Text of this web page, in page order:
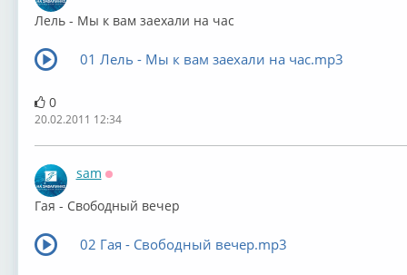
Лель - Мы к вам заехали на час
01 Лель - Мы к вам заехали на час.mp3
0
20.02.2011 12:34
sam
Гая - Свободный вечер
02 Гая - Свободный вечер.mp3